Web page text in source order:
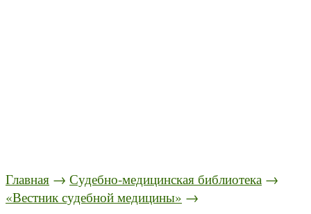
Главная → Судебно-медицинская библиотека →
«Вестник судебной медицины» →